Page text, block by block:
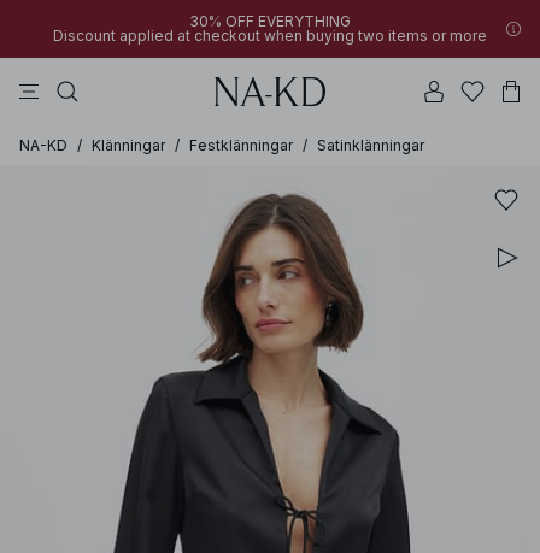
30% OFF EVERYTHING
Discount applied at checkout when buying two items or more
NA-KD / Klänningar / Festklänningar / Satinklänningar